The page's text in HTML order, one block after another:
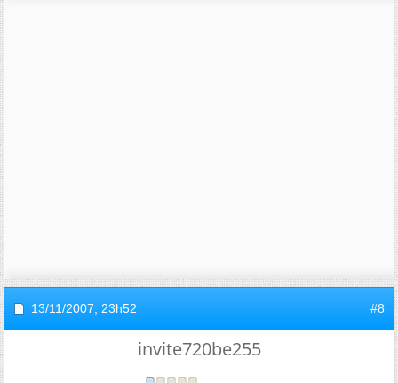
13/11/2007, 23h52 #8
invite720be255